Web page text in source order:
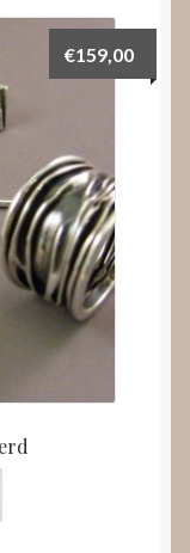
uitvouwen
€159,00